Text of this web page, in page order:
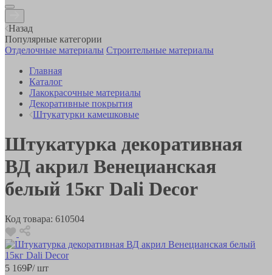
Назад
Популярные категории
Отделочные материалы Строительные материалы
Главная
Каталог
Лакокрасочные материалы
Декоративные покрытия
Штукатурки камешковые
Штукатурка декоративная
ВД акрил Венецианская
белый 15кг Dali Decor
Код товара: 610504
5 169₽/ шт